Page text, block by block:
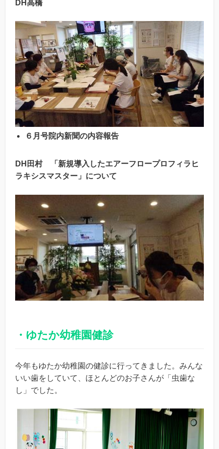
DH高橋
６月号院内新聞の内容報告
DH 田村 「新規導入したエアーフロープロフィラヒ
ラキシスマスター」について
・ゆたか幼稚園健診
今年もゆたか幼稚園の健診に行ってきました。みんな
いい歯をしていて、ほとんどのお子さんが「虫歯な
し」でした。